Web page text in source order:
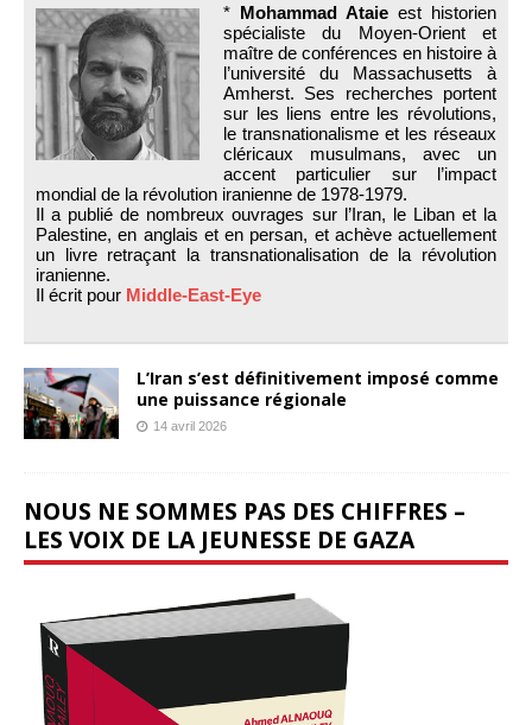
* Mohammad Ataie est historien
spécialiste du Moyen-Orient et
maître de conférences en histoire à
l’université du Massachusetts à
Amherst. Ses recherches portent
sur les liens entre les révolutions,
le transnationalisme et les réseaux
cléricaux musulmans, avec un
accent particulier sur l’impact
mondial de la révolution iranienne de 1978-1979.
Il a publié de nombreux ouvrages sur l’Iran, le Liban et la
Palestine, en anglais et en persan, et achève actuellement
un livre retraçant la transnationalisation de la révolution
iranienne.
Il écrit pour Middle-East-Eye
L’Iran s’est définitivement imposé comme
une puissance régionale
14 avril 2026
NOUS NE SOMMES PAS DES CHIFFRES –
LES VOIX DE LA JEUNESSE DE GAZA